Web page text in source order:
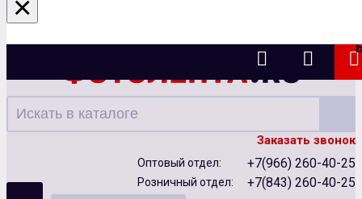
Казань
Заказать звонок
Оптовый отдел: +7(966) 260-40-25
Розничный отдел: +7(843) 260-40-25
×